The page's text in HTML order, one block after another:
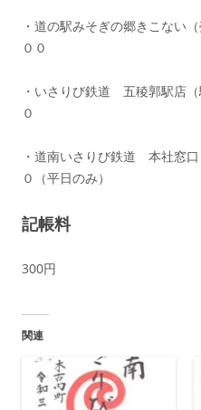
・道の駅みそぎの郷きこない
００
・いさりび鉄道 五稜郭駅店
０
・道南いさりび鉄道 本
０（平日のみ）
記帳料
300円
関連